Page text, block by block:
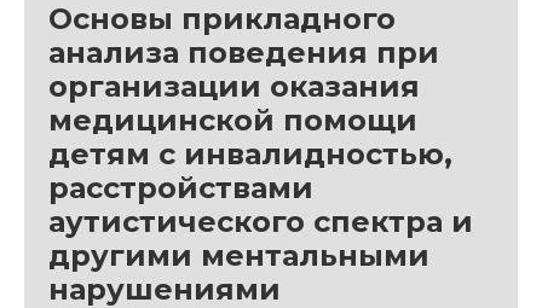
Основы прикладного
анализа поведения при
организации оказания
медицинской помощи
детям с инвалидностью,
расстройствами
аутистического спектра и
другими ментальными
нарушениями